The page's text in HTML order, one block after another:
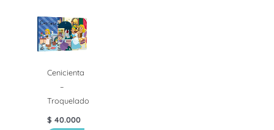
Cenicienta
–
Troquelado
$ 40.000